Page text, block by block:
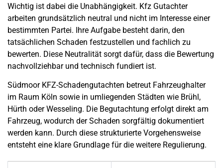
Wichtig ist dabei die Unabhängigkeit. Kfz Gutachter
arbeiten grundsätzlich neutral und nicht im Interesse einer
bestimmten Partei. Ihre Aufgabe besteht darin, den
tatsächlichen Schaden festzustellen und fachlich zu
bewerten. Diese Neutralität sorgt dafür, dass die Bewertung
nachvollziehbar und technisch fundiert ist.
Südmoor KFZ-Schadengutachten betreut Fahrzeughalter
im Raum Köln sowie in umliegenden Städten wie Brühl,
Hürth oder Wesseling. Die Begutachtung erfolgt direkt am
Fahrzeug, wodurch der Schaden sorgfältig dokumentiert
werden kann. Durch diese strukturierte Vorgehensweise
entsteht eine klare Grundlage für die weitere Regulierung.